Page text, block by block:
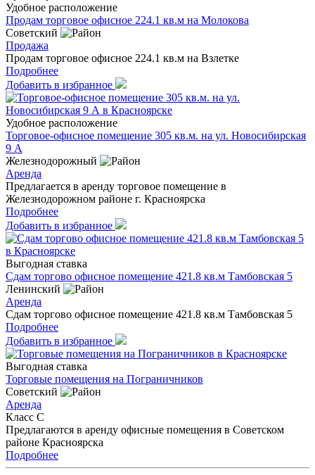
Удобное расположение
Продам торговое офисное 224.1 кв.м на Молокова
Советский
Продажа
Продам торговое офисное 224.1 кв.м на Взлетке
Подробнее
Добавить в избранное
Удобное расположение
Торговое-офисное помещение 305 кв.м. на ул. Новосибирская
9 А
Железнодорожный
Аренда
Предлагается в аренду торговое помещение в
Железнодорожном районе г. Красноярска
Подробнее
Добавить в избранное
Выгодная ставка
Сдам торгово офисное помещение 421.8 кв.м Тамбовская 5
Ленинский
Аренда
Сдам торгово офисное помещение 421.8 кв.м Тамбовская 5
Подробнее
Добавить в избранное
Выгодная ставка
Торговые помещения на Пограничников
Советский
Аренда
Класс C
Предлагаются в аренду офисные помещения в Советском
районе Красноярска
Подробнее